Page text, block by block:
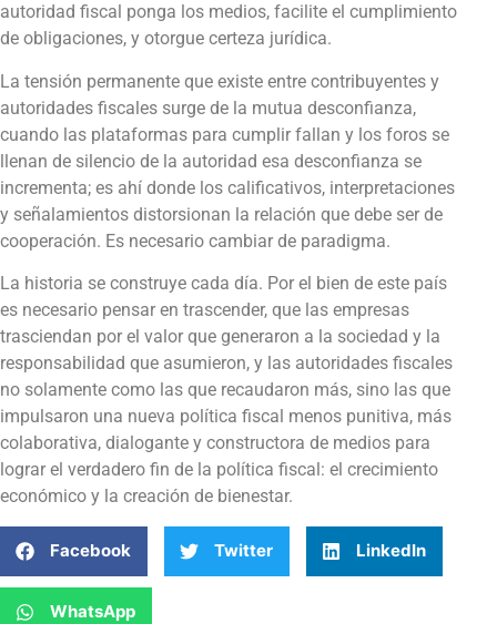
autoridad fiscal ponga los medios, facilite el cumplimiento
de obligaciones, y otorgue certeza jurídica.
La tensión permanente que existe entre contribuyentes y
autoridades fiscales surge de la mutua desconfianza,
cuando las plataformas para cumplir fallan y los foros se
llenan de silencio de la autoridad esa desconfianza se
incrementa; es ahí donde los calificativos, interpretaciones
y señalamientos distorsionan la relación que debe ser de
cooperación. Es necesario cambiar de paradigma.
La historia se construye cada día. Por el bien de este país
es necesario pensar en trascender, que las empresas
trasciendan por el valor que generaron a la sociedad y la
responsabilidad que asumieron, y las autoridades fiscales
no solamente como las que recaudaron más, sino las que
impulsaron una nueva política fiscal menos punitiva, más
colaborativa, dialogante y constructora de medios para
lograr el verdadero fin de la política fiscal: el crecimiento
económico y la creación de bienestar.
Facebook Twitter LinkedIn
WhatsApp